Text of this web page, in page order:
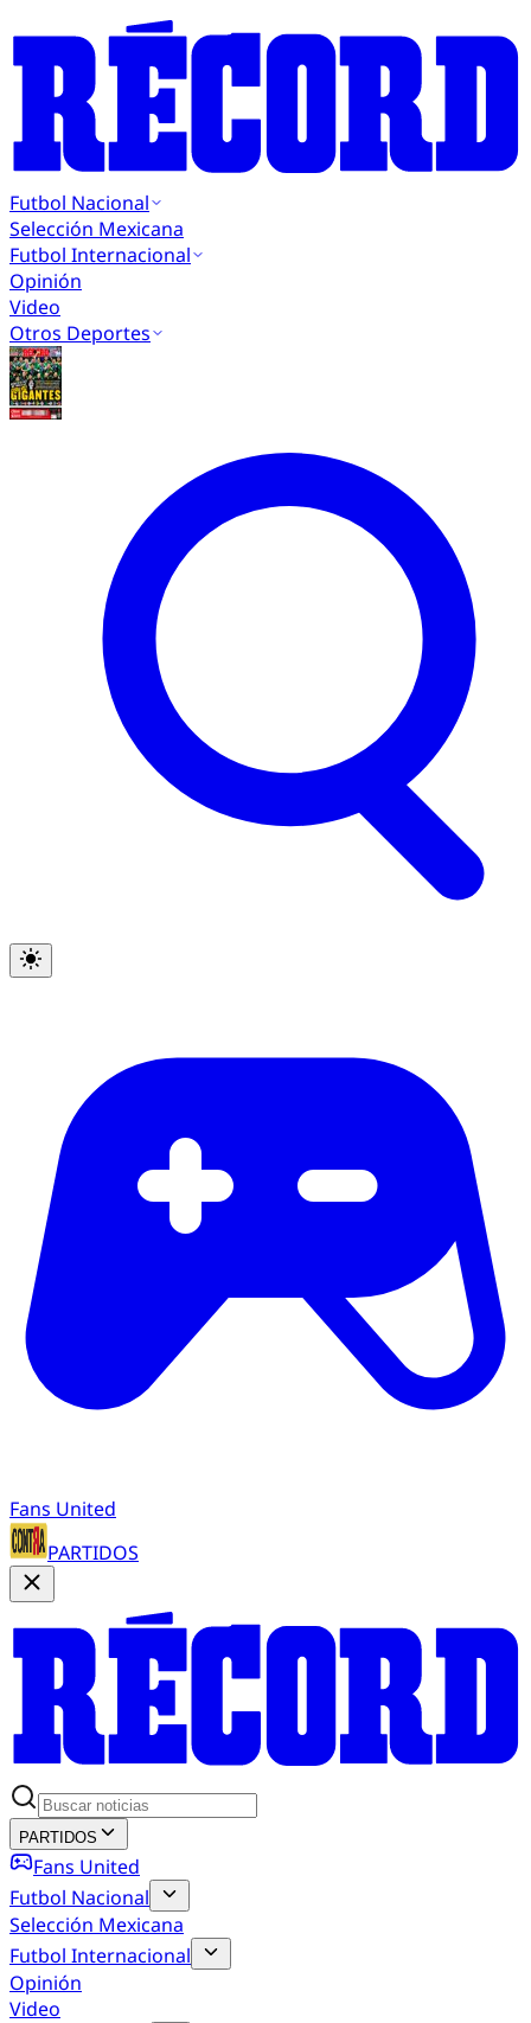
Futbol Nacional
Selección Mexicana
Futbol Internacional
Opinión
Video
Otros Deportes
Fans United
PARTIDOS
PARTIDOS
Fans United
Futbol Nacional
Selección Mexicana
Futbol Internacional
Opinión
Video